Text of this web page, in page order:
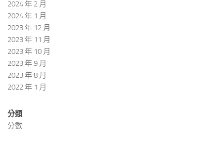
2024 年 2 月
2024 年 1 月
2023 年 12 月
2023 年 11 月
2023 年 10 月
2023 年 9 月
2023 年 8 月
2022 年 1 月
分類
分數